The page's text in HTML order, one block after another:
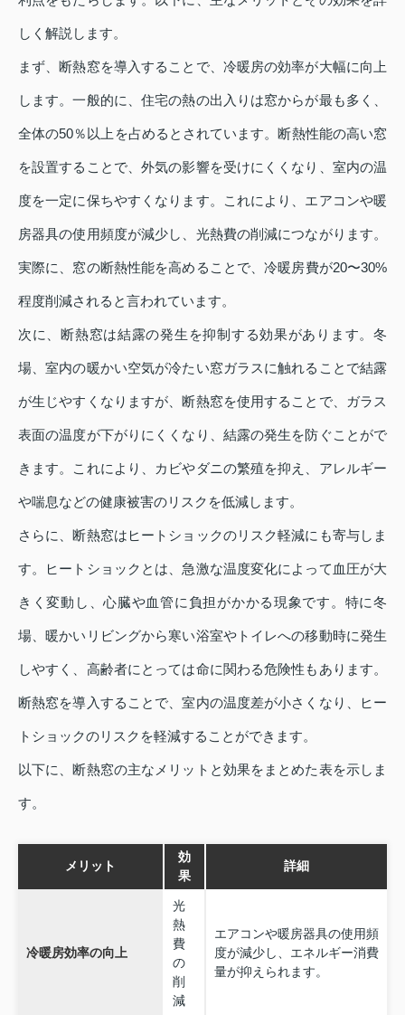
しく解説します。
まず、断熱窓を導入することで、冷暖房の効率が大幅に向上
します。一般的に、住宅の熱の出入りは窓からが最も多く、
全体の50％以上を占めるとされています。断熱性能の高い窓
を設置することで、外気の影響を受けにくくなり、室内の温
度を一定に保ちやすくなります。これにより、エアコンや暖
房器具の使用頻度が減少し、光熱費の削減につながります。
実際に、窓の断熱性能を高めることで、冷暖房費が20〜30%
程度削減されると言われています。
次に、断熱窓は結露の発生を抑制する効果があります。冬
場、室内の暖かい空気が冷たい窓ガラスに触れることで結露
が生じやすくなりますが、断熱窓を使用することで、ガラス
表面の温度が下がりにくくなり、結露の発生を防ぐことがで
きます。これにより、カビやダニの繁殖を抑え、アレルギー
や喘息などの健康被害のリスクを低減します。
さらに、断熱窓はヒートショックのリスク軽減にも寄与しま
す。ヒートショックとは、急激な温度変化によって血圧が大
きく変動し、心臓や血管に負担がかかる現象です。特に冬
場、暖かいリビングから寒い浴室やトイレへの移動時に発生
しやすく、高齢者にとっては命に関わる危険性もあります。
断熱窓を導入することで、室内の温度差が小さくなり、ヒー
トショックのリスクを軽減することができます。
以下に、断熱窓の主なメリットと効果をまとめた表を示しま
す。
メリット
効
果
詳細
冷暖房効率の向上
光
熱
費
の
削
減
エアコンや暖房器具の使用頻
度が減少し、エネルギー消費
量が抑えられます。